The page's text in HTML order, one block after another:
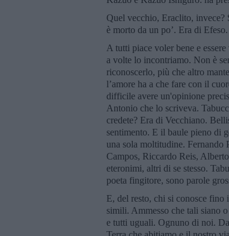
Quel vecchio, Eraclito,
è morto da un po’. Era di Efeso.
A tutti piace voler bene e
a volte lo incontriamo. Non è
riconoscerlo, più che altro
l’amore ha a che fare con il
difficile avere un'opinione
Antonio che lo scriveva.
credete? Era di Vecchiano.
sentimento. E il baule pieno di
una sola moltitudine. Fernando
Campos, Riccardo Reis,
eteronimi, altri di se stesso.
poeta fingitore, sono parole
E, del resto, chi si conosce
simili. Ammesso che tali siano
e tutti uguali. Ognuno di noi.